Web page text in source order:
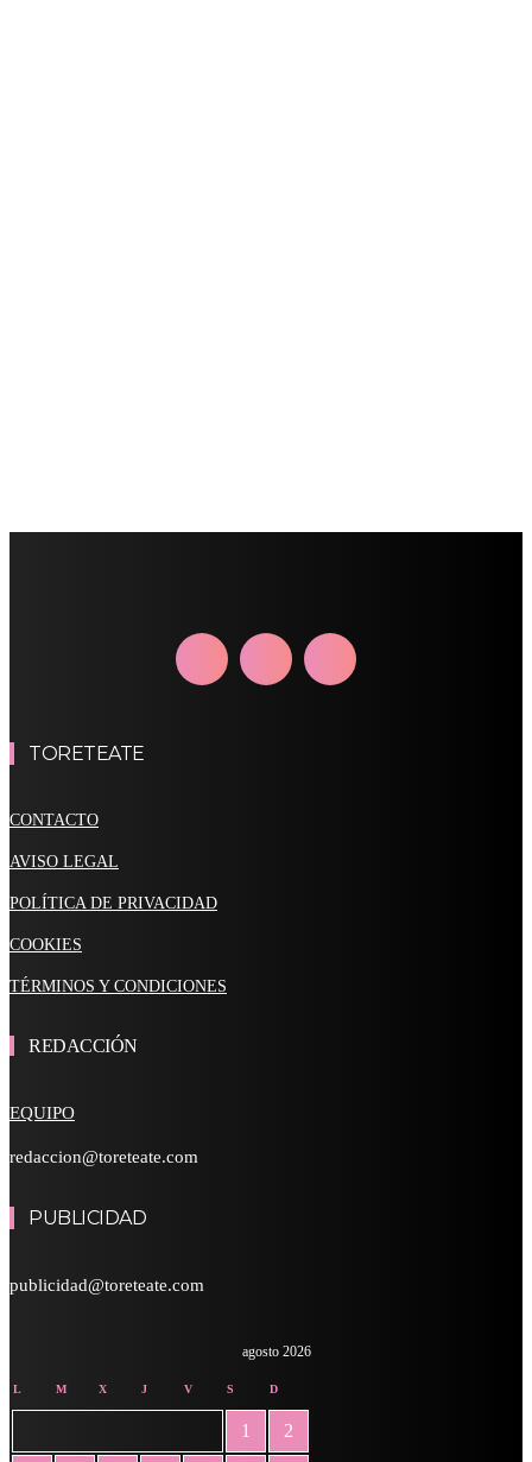
TORETEATE
CONTACTO
AVISO LEGAL
POLÍTICA DE PRIVACIDAD
COOKIES
TÉRMINOS Y CONDICIONES
REDACCIÓN
EQUIPO
redaccion@toreteate.com
PUBLICIDAD
publicidad@toreteate.com
agosto 2026
L M X J V S D
1 2